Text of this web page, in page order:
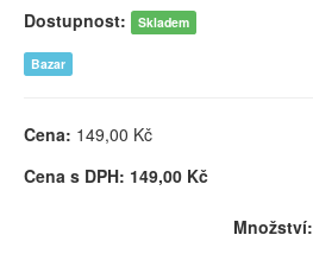
Dostupnost:
Skladem
Bazar
Cena: 149,00 Kč
Cena s DPH: 149,00Kč
Množství: